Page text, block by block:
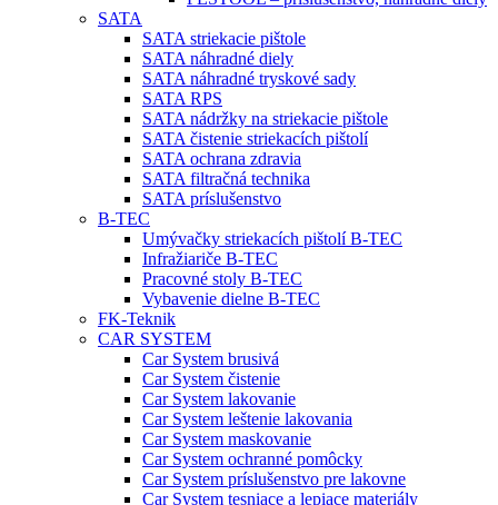
SATA
SATA striekacie pištole
SATA náhradné diely
SATA náhradné tryskové sady
SATA RPS
SATA nádržky na striekacie pištole
SATA čistenie striekacích pištolí
SATA ochrana zdravia
SATA filtračná technika
SATA príslušenstvo
B-TEC
Umývačky striekacích pištolí B-TEC
Infražiariče B-TEC
Pracovné stoly B-TEC
Vybavenie dielne B-TEC
FK-Teknik
CAR SYSTEM
Car System brusivá
Car System čistenie
Car System lakovanie
Car System leštenie lakovania
Car System maskovanie
Car System ochranné pomôcky
Car System príslušenstvo pre lakovne
Car System tesniace a lepiace materiály